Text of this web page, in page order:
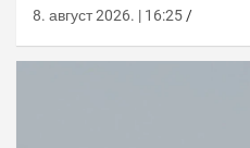
8. август 2026. | 16:25